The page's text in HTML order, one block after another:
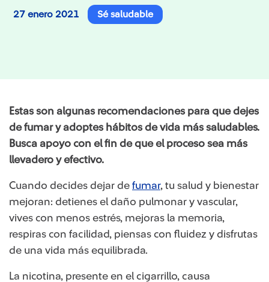
27 enero 2021 Sé saludable
Estas son algunas recomendaciones para que dejes
de fumar y adoptes hábitos de vida más saludables.
Busca apoyo con el fin de que el proceso sea más
llevadero y efectivo.
Cuando decides dejar de fumar, tu salud y bienestar
mejoran: detienes el daño pulmonar y vascular,
vives con menos estrés, mejoras la memoria,
respiras con facilidad, piensas con fluidez y disfrutas
de una vida más equilibrada.
La nicotina, presente en el cigarrillo, causa